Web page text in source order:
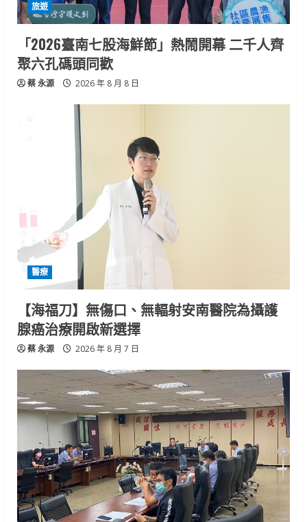
旅遊
「2026臺南七股海鮮節」熱鬧開幕 二千人齊
聚六孔碼頭同歡
蔡 永源 2026 年 8 月 8 日
醫療
【海福刀】無傷口、無輻射安南醫院為攝護
腺癌治療開啟新選擇
蔡 永源 2026 年 8 月 7 日